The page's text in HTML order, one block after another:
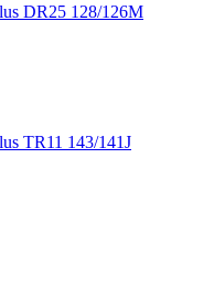
DR25 128/126M
TR11 143/141J